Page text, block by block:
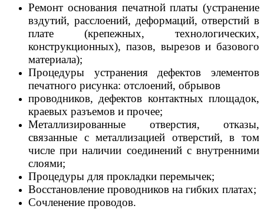
Ремонт основания печатной платы (устранение
вздутий, расслоений, деформаций, отверстий в
плате (крепежных, технологических,
конструкционных), пазов, вырезов и базового
материала);
Процедуры устранения дефектов элементов
печатного рисунка: отслоений, обрывов
проводников, дефектов контактных площадок,
краевых разъемов и прочее;
Металлизированные отверстия, отказы,
связанные с металлизацией отверстий, в том
числе при наличии соединений с внутренними
слоями;
Процедуры для прокладки перемычек;
Восстановление проводников на гибких платах;
Сочленение проводов.